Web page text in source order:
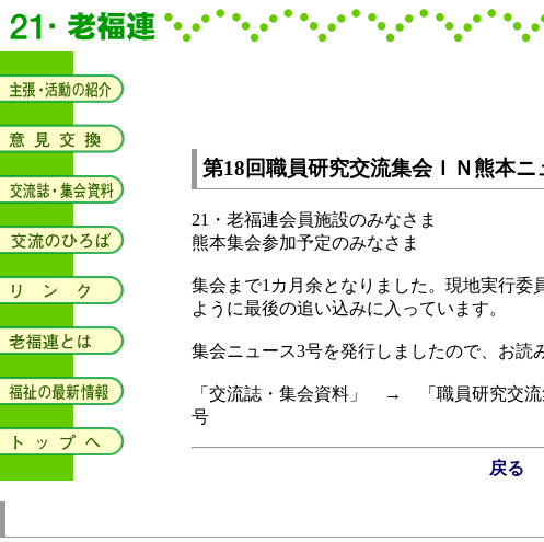
第18回職員研究交流集会ＩＮ熊本ニ
21・老福連会員施設のみなさま
熊本集会参加予定のみなさま
集会まで1カ月余となりました。現地実行委
ように最後の追い込みに入っています。
集会ニュース3号を発行しましたので、お読
「交流誌・集会資料」 → 「職員研究交
号
戻る